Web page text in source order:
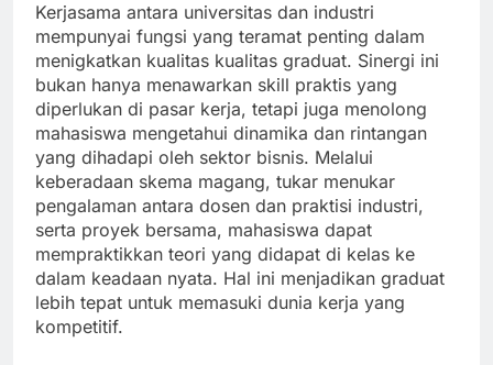
Kerjasama antara universitas dan industri
mempunyai fungsi yang teramat penting dalam
menigkatkan kualitas kualitas graduat. Sinergi ini
bukan hanya menawarkan skill praktis yang
diperlukan di pasar kerja, tetapi juga menolong
mahasiswa mengetahui dinamika dan rintangan
yang dihadapi oleh sektor bisnis. Melalui
keberadaan skema magang, tukar menukar
pengalaman antara dosen dan praktisi industri,
serta proyek bersama, mahasiswa dapat
mempraktikkan teori yang didapat di kelas ke
dalam keadaan nyata. Hal ini menjadikan graduat
lebih tepat untuk memasuki dunia kerja yang
kompetitif.